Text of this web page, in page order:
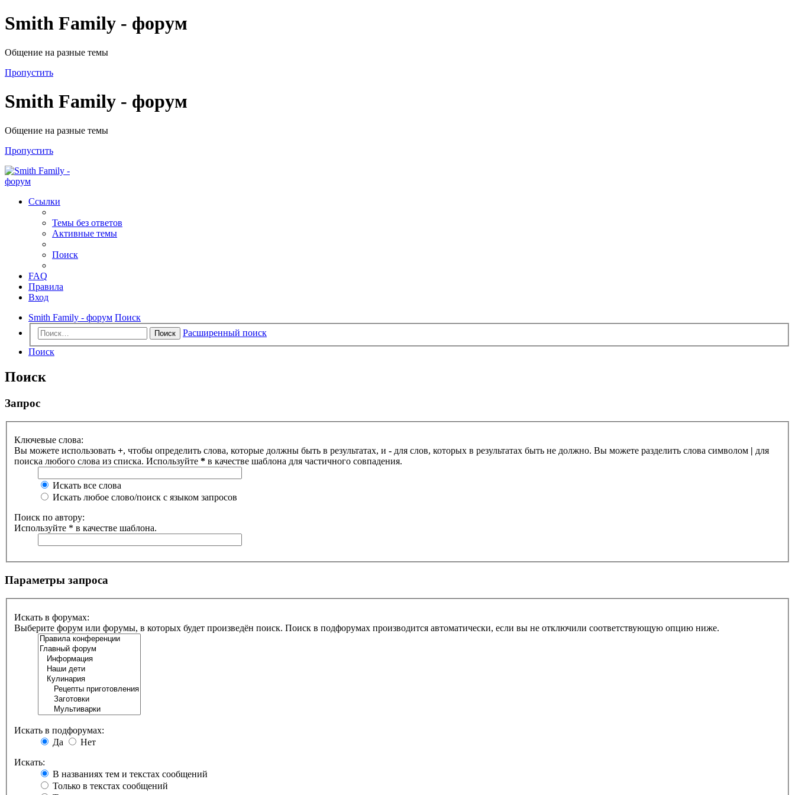
Smith Family - форум
Общение на разные темы
Пропустить
Smith Family - форум
Общение на разные темы
Пропустить
Ссылки
Темы без ответов
Активные темы
Поиск
FAQ
Правила
Вход
Smith Family - форум Поиск
Поиск
Расширенный поиск
Поиск
Поиск
Запрос
Ключевые слова:
Вы можете использовать +, чтобы определить слова, которые должны быть в результатах, и - для слов, которых в результатах быть не должно. Вы можете разделить слова символом
для
поиска любого слова из списка. Используйте * в качестве шаблона для частичного совпадения.
Искать все слова
Искать любое слово/поиск с языком запросов
Поиск по автору:
Используйте * в качестве шаблона.
Параметры запроса
Искать в форумах:
Выберите форум или форумы, в которых будет произведён поиск. Поиск в подфорумах производится автоматически, если вы не отключили соответствующую опцию ниже.
Искать в подфорумах:
Да
Нет
Искать:
В названиях тем и текстах сообщений
Только в текстах сообщений